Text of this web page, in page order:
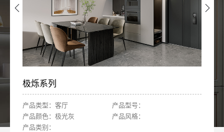
极烁系列
产品类型：客厅
产品型号：
产品颜色：极光灰
产品风格：
产品类别：